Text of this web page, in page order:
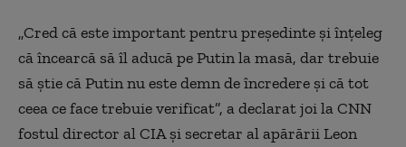
„Cred că este important pentru preşedinte şi înţeleg
că încearcă să îl aducă pe Putin la masă, dar trebuie
să ştie că Putin nu este demn de încredere şi că tot
ceea ce face trebuie verificat”, a declarat joi la CNN
fostul director al CIA şi secretar al apărării Leon